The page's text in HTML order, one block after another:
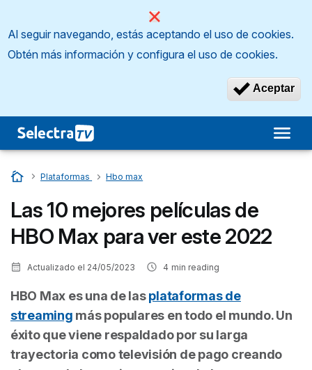
Al seguir navegando, estás aceptando el uso de cookies.
Obtén más información y configura el uso de cookies.
Aceptar
Inicio
…
Plataformas …
Hbo max
Las 10 mejores películas de
HBO Max para ver este 2022
Actualizado el 24/05/2023 4 min reading
HBO Max es una de lasplataformas de
streaming más populares en todo el mundo. Un
éxito que viene respaldado por su larga
trayectoria como televisión de pago creando